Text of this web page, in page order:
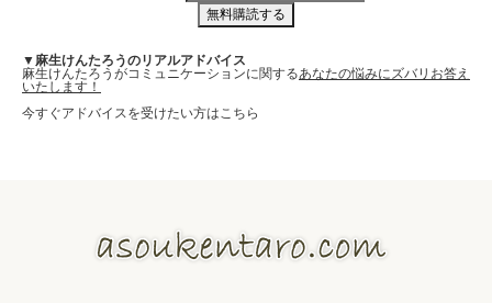
▼麻生けんたろうのリアルアドバイス
麻生けんたろうがコミュニケーションに関するあなたの悩みにズバリお答え
いたします！
今すぐアドバイスを受けたい方はこちら